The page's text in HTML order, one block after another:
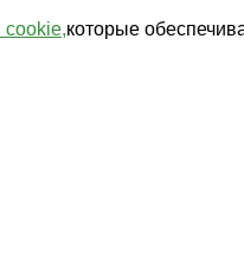
cookie,которые